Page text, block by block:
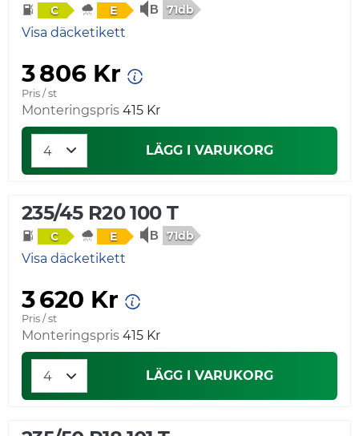
C E 71db
Visa däcketikett
3 806 Kr
Pris / st
Monteringspris 415 Kr
LÄGG I VARUKORG
235/45 R20 100 T
C E 71db
Visa däcketikett
3 620 Kr
Pris / st
Monteringspris 415 Kr
LÄGG I VARUKORG